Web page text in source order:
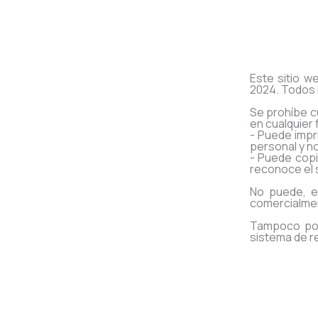
Este sitio
2024.
Se prohíbe
en cualquier
- Puede
personal y
- Puede
reconoce el
No puede,
Tampoco
sistema de